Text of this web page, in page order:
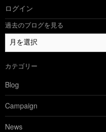
ログイン
過去のブログを見る
過
去
ブ
ロ
グ
を
見
る
カテゴリー
Blog
Campaign
News